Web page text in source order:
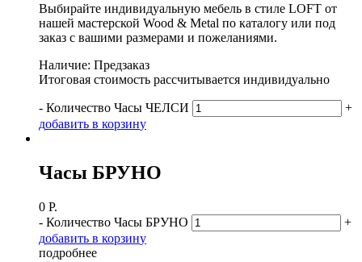
Выбирайте индивидуальную мебель в стиле LOFT от
нашей мастерской Wood & Metal по каталогу или под
заказ с вашими размерами и пожеланиями.
Наличие: Предзаказ
Итоговая стоимость рассчитывается индивидуально
- Количество Часы ЧЕЛСИ
+
добавить в корзину
Часы БРУНО
0 Р.
- Количество Часы БРУНО
+
добавить в корзину
подробнее